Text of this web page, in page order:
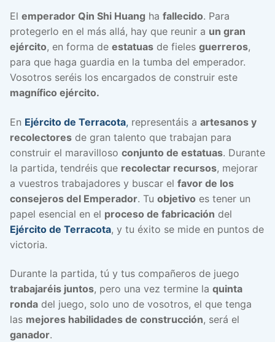
El emperador Qin Shi Huang ha fallecido. Para
protegerlo en el más allá, hay que reunir a un gran
ejército, en forma de estatuas de fieles guerreros,
para que haga guardia en la tumba del emperador.
Vosotros seréis los encargados de construir este
magnífico ejército.
En Ejército de Terracota, representáis a artesanos y
recolectores de gran talento que trabajan para
construir el maravilloso conjunto de estatuas. Durante
la partida, tendréis que recolectar recursos, mejorar
a vuestros trabajadores y buscar el favor de los
consejeros del Emperador. Tu objetivo es tener un
papel esencial en el proceso de fabricación del
Ejército de Terracota, y tu éxito se mide en puntos de
victoria.
Durante la partida, tú y tus compañeros de juego
trabajaréis juntos, pero una vez termine la quinta
ronda del juego, solo uno de vosotros, el que tenga
las mejores habilidades de construcción, será el
ganador.